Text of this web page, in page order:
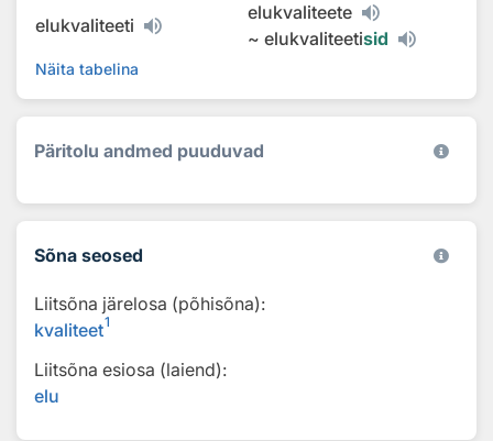
elukvaliteeti
elukvaliteete
~ elukvaliteetisid
Näita tabelina
Päritolu andmed puuduvad
Sõna seosed
Liitsõna järelosa (põhisõna):
kvaliteet1
Liitsõna esiosa (laiend):
elu